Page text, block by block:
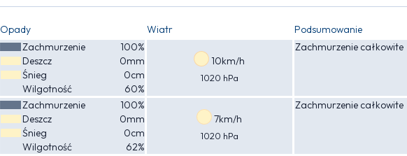
Opady Wiatr Podsumowanie
Zachmurzenie
100%
Deszcz
0mm
Śnieg
0cm
Wilgotność
60%
10km/h
1020 hPa
Zachmurzenie całkowite
Zachmurzenie
100%
Deszcz
0mm
Śnieg
0cm
Wilgotność
62%
7km/h
1020 hPa
Zachmurzenie całkowite